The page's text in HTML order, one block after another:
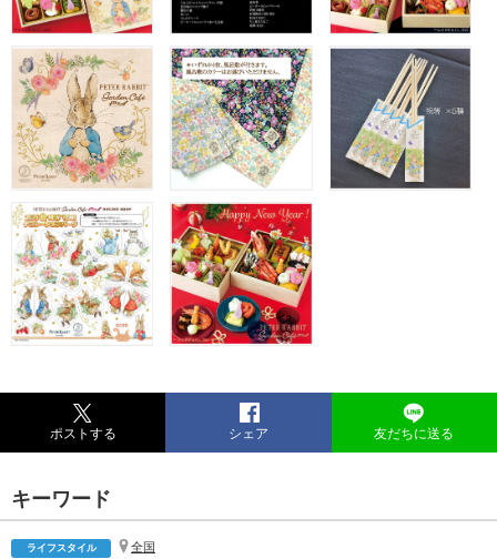
ポストする シェア 友だちに送る
キーワード
ライフスタイル 全国